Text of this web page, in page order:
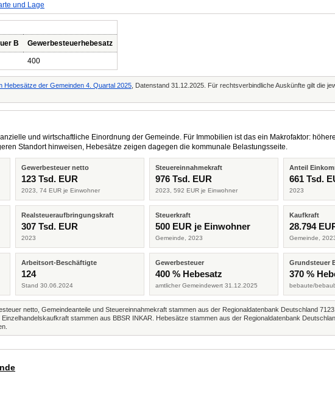
und Lage
B Gewerbesteuerhebesatz
400
Hebesätze der Gemeinden 4. Quartal 2025 , Datenstand 31.12.2025. Für rechtsverbindliche Auskünfte gilt die
und wirtschaftliche Einordnung der Gemeinde. Für Immobilien ist das ein Makrofaktor:
Standort hinweisen, Hebesätze zeigen dagegen die kommunale Belastungsseite.
Gewerbesteuer netto
123 Tsd. EUR
2023, 74 EUR je Einwohner
Steuereinnahmekraft
976 Tsd. EUR
2023, 592 EUR je Einwohner
Anteil
661 Tsd.
2023
Realsteueraufbringungskraft
307 Tsd. EUR
2023
Steuerkraft
500 EUR je Einwohner
Gemeinde, 2023
Kaufkraft
28.794
Gemeinde,
Arbeitsort-Beschäftigte
124
Stand 30.06.2024
Gewerbesteuer
400 % Hebesatz
amtlicher Gemeindewert 31.12.2025
Grundsteuer
370 %
bebaute/
netto, Gemeindeanteile und Steuereinnahmekraft stammen aus der Regionaldatenbank Deutschland
stammen aus BBSR INKAR. Hebesätze stammen aus der Regionaldatenbank